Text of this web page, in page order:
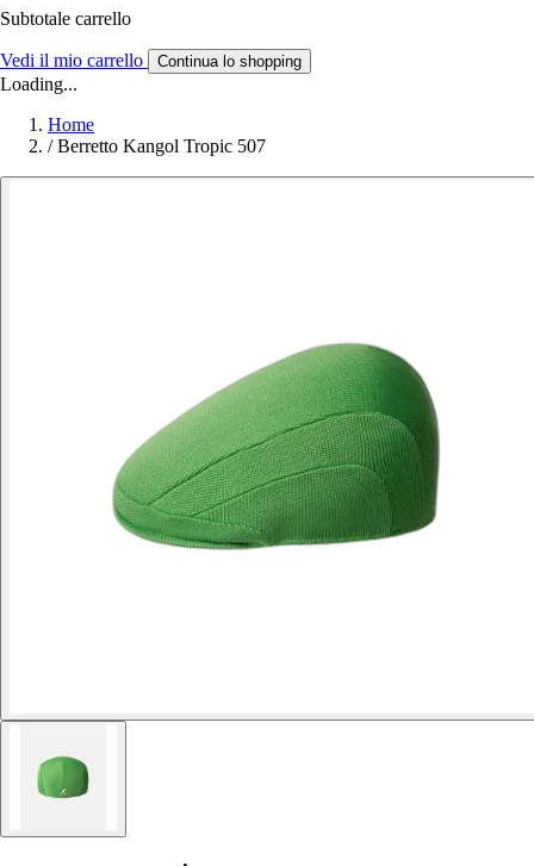
Subtotale carrello
Vedi il mio carrello Continua lo shopping
Loading...
Home
/ Berretto Kangol Tropic 507